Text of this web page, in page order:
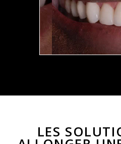
LES